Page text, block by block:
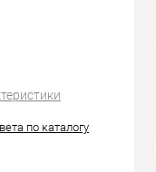
по каталогу